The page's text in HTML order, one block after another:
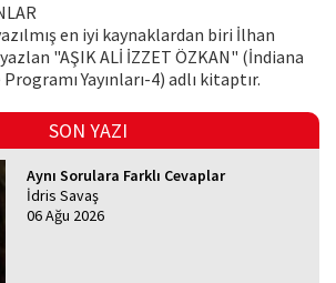
en iyi kaynaklardan biri İlhan
"AŞIK ALİ İZZET ÖZKAN" (İndiana
Yayınları-4) adlı kitaptır.
SON YAZI
Aynı Sorulara Farklı Cevaplar
İdris Savaş
06 Ağu 2026